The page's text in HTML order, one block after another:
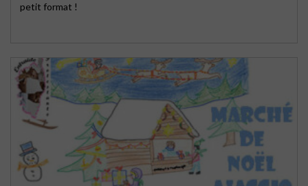
petit format !